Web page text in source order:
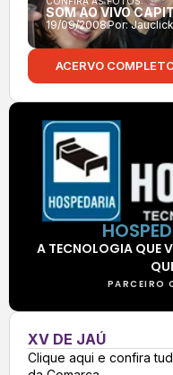
SOM AO VIVO
19/09/2008Por:Jauclick
ACERVO
A TECNOLOGIA QUE
PARCEIRO
XV DE JAÚ
Clique aqui e confira